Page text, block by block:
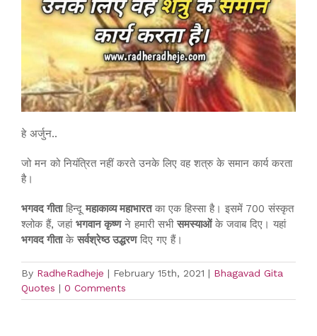
हे अर्जुन..
जो मन को नियंत्रित नहीं करते उनके लिए वह शत्रु के समान कार्य करता
है।
भगवद गीताहिन्दू महाकाव्य महाभारतका एक हिस्सा है। इसमें 700 संस्कृत
श्लोक हैं, जहां भगवान कृष्णने हमारी सभी समस्याओंके जवाब दिए। यहां
भगवद गीताके सर्वश्रेष्ठ उद्धरणदिए गए हैं।
By RadheRadheje | February 15th, 2021 | Bhagavad Gita
Quotes | 0 Comments